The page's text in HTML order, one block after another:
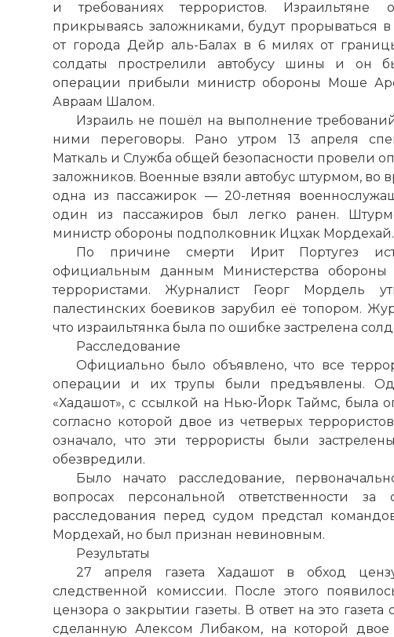
и требованиях террористов. Израильтяне
прикрываясь заложниками, будут прорываться
от города Дейр аль-Балах в 6 милях от
солдаты прострелили автобусу шины и он
операции прибыли министр обороны Моше
Авраам Шалом.
Израиль не пошёл на выполнение
ними переговоры. Рано утром 13 апреля
Маткаль и Служба общей безопасности провели
заложников. Военные взяли автобус штурмом, во
одна из пассажирок — 20-летняя
один из пассажиров был легко ранен.
министр обороны подполковник Ицхак Мордехай.
По причине смерти Ирит Португез
официальным данным Министерства обороны
террористами. Журналист Георг Мордель
палестинских боевиков зарубил её топором.
что израильтянка была по ошибке застрелена
Расследование
Официально было объявлено, что все
операции и их трупы были предъявлены.
«Хадашот», с ссылкой на Нью-Йорк Таймс, была
согласно которой двое из четверых
означало, что эти террористы были
обезвредили.
Было начато расследование,
вопросах персональной ответственности
расследования перед судом предстал
Мордехай, но был признан невиновным.
Результаты
27 апреля газета Хадашот в обход
следственной комиссии. После этого
цензора о закрытии газеты. В ответ на это
сделанную Алексом Либаком, на которой двое